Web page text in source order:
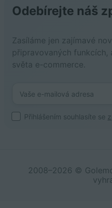
Odebírejte náš
Zasíláme jen zajímavé
připravovaných funkcích,
světa e-commerce.
Přihlášením souhlasíte se
2008–2026 ©